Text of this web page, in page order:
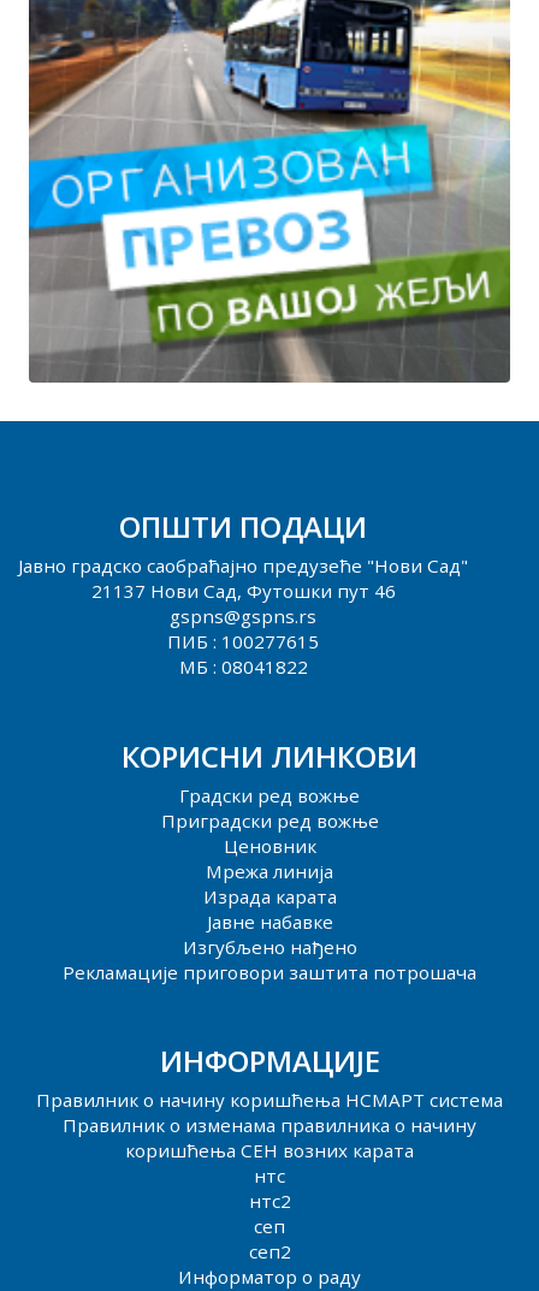
ОПШТИ ПОДАЦИ
Јавно градско саобраћајно предузеће "Нови Сад"
21137 Нови Сад, Футошки пут 46
gspns@gspns.rs
ПИБ : 100277615
МБ : 08041822
КОРИСНИ ЛИНКОВИ
Градски ред вожње
Приградски ред вожње
Ценовник
Мрежа линија
Израда карата
Јавне набавке
Изгубљено нађено
Рекламације приговори заштита потрошача
ИНФОРМАЦИЈЕ
Правилник о начину коришћења НСМАРТ система
Правилник о изменама правилника о начину
коришћења СЕН возних карата
нтс
нтс2
сеп
сеп2
Информатор о раду